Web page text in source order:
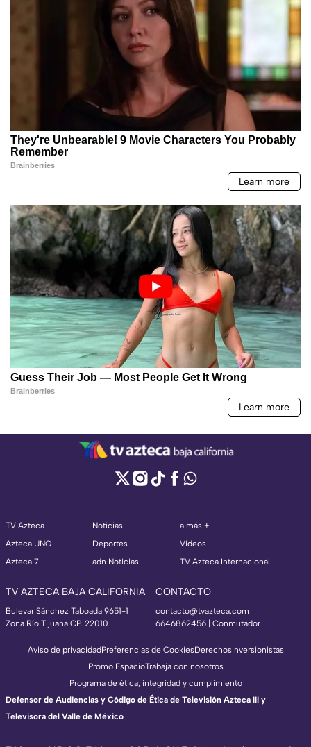
TV Azteca
Azteca UNO
Azteca 7
Noticias
Deportes
adn Noticias
a más +
Videos
TV Azteca Internacional
TV AZTECA BAJA CALIFORNIA
Bulevar Sánchez Taboada 9651-1
Zona Río Tijuana CP. 22010
CONTACTO
contacto@tvazteca.com
6646862456 | Conmutador
Aviso de privacidadPreferencias de CookiesDerechosInversionistas
Promo EspacioTrabaja con nosotros
Programa de ética, integridad y cumplimiento
Defensor de Audiencias y Código de Ética de Televisión Azteca III y
Televisora del Valle de México